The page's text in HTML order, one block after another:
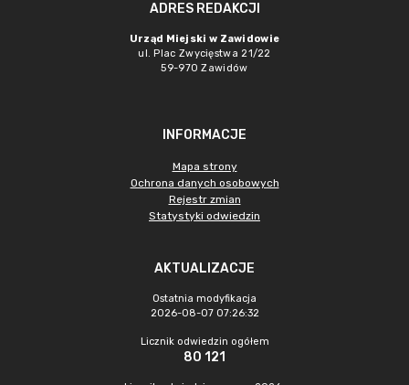
ADRES REDAKCJI
Urząd Miejski w Zawidowie
ul. Plac Zwycięstwa 21/22
59-970 Zawidów
INFORMACJE
Mapa strony
Ochrona danych osobowych
Rejestr zmian
Statystyki odwiedzin
AKTUALIZACJE
Ostatnia modyfikacja
2026-08-07 07:26:32
Licznik odwiedzin ogółem
80 121